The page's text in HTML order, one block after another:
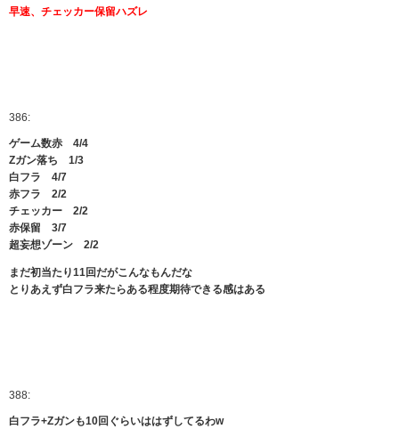
早速、チェッカー保留ハズレ
386:
ゲーム数赤 4/4
Zガン落ち 1/3
白フラ 4/7
赤フラ 2/2
チェッカー 2/2
赤保留 3/7
超妄想ゾーン 2/2
まだ初当たり11回だがこんなもんだな
とりあえず白フラ来たらある程度期待できる感はある
388:
白フラ+Zガンも10回ぐらいははずしてるわw